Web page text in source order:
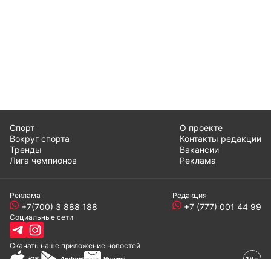
Спорт
Вокруг спорта
Тренды
Лига чемпионов
О проекте
Контакты редакции
Вакансии
Реклама
Реклама
+7(700) 3 888 188
Редакция
+7 (777) 001 44 99
Социальные сети
Скачать наше приложение новостей